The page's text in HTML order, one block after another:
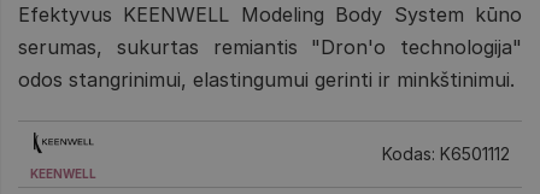
Efektyvus KEENWELL Modeling Body System kūno
serumas, sukurtas remiantis "Dron'o technologija"
odos stangrinimui, elastingumui gerinti ir minkštinimui.
KEENWELL
Kodas: K6501112